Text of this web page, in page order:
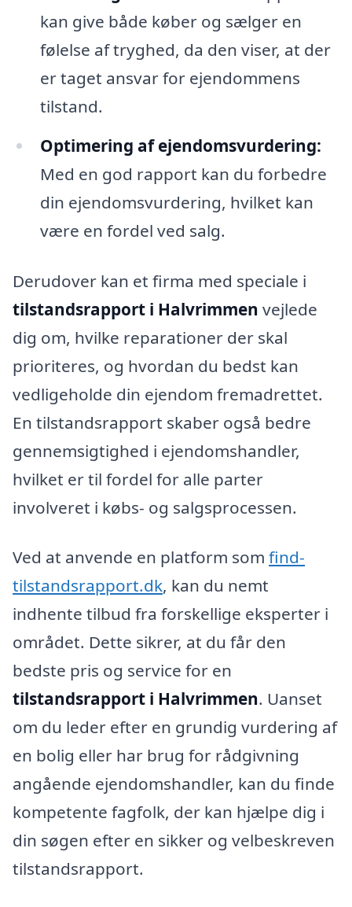
kan give både køber og sælger en
følelse af tryghed, da den viser, at der
er taget ansvar for ejendommens
tilstand.
Optimering af ejendomsvurdering:
Med en god rapport kan du forbedre
din ejendomsvurdering, hvilket kan
være en fordel ved salg.
Derudover kan et firma med speciale i
tilstandsrapport i Halvrimmen vejlede
dig om, hvilke reparationer der skal
prioriteres, og hvordan du bedst kan
vedligeholde din ejendom fremadrettet.
En tilstandsrapport skaber også bedre
gennemsigtighed i ejendomshandler,
hvilket er til fordel for alle parter
involveret i købs- og salgsprocessen.
Ved at anvende en platform som find-
tilstandsrapport.dk, kan du nemt
indhente tilbud fra forskellige eksperter i
området. Dette sikrer, at du får den
bedste pris og service for en
tilstandsrapport i Halvrimmen. Uanset
om du leder efter en grundig vurdering af
en bolig eller har brug for rådgivning
angående ejendomshandler, kan du finde
kompetente fagfolk, der kan hjælpe dig i
din søgen efter en sikker og velbeskreven
tilstandsrapport.